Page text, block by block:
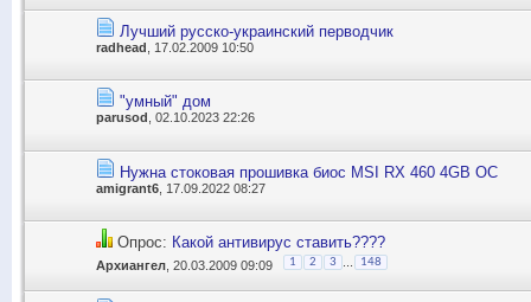
Лучший русско-украинский перводчик
radhead , 17.02.2009 10:50
"умный" дом
parusod , 02.10.2023 22:26
Нужна стоковая прошивка биос MSI RX 460 4GB OC
amigrant6 , 17.09.2022 08:27
Опрос: Какой антивирус ставить????
Архиангел , 20.03.2009 09:09 1 2 3 148